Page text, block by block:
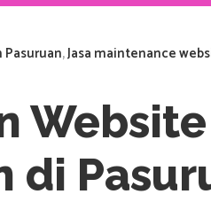
,Jasa maintenance
di